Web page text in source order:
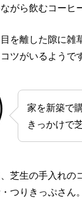
がら飲むコーヒ
を離した隙に
ツがいるようです
家を新築で
きっかけで
芝生の手入れの
つりきっぷさん。